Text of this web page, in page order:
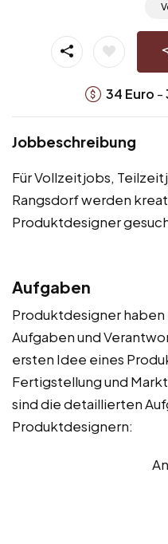
34 Euro -
Jobbeschreibung
Für Vollzeitjobs,
Rangsdorf werden
Produktdesigner
Aufgaben
Produktdesigner
Aufgaben und
ersten Idee eines
Fertigstellung und
sind die detaillierten
Produktdesignern: